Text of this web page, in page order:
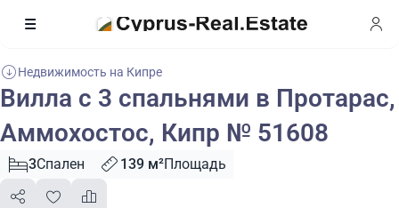
Недвижимость на Кипре
Вилла с 3 спальнями в Протарас,
Аммохостос, Кипр № 51608
3Спален 139 м²Площадь